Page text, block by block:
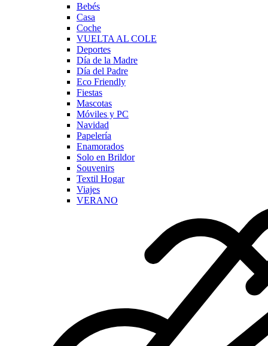
Bebés
Casa
Coche
VUELTA AL COLE
Deportes
Día de la Madre
Día del Padre
Eco Friendly
Fiestas
Mascotas
Móviles y PC
Navidad
Papelería
Enamorados
Solo en Brildor
Souvenirs
Textil Hogar
Viajes
VERANO